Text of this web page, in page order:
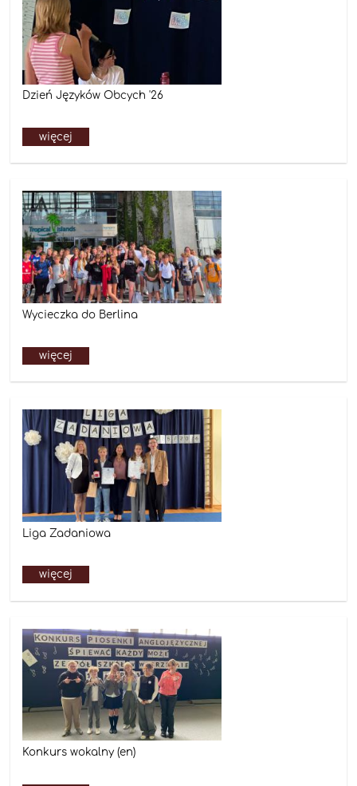
Dzień Języków Obcych '26
więcej
Wycieczka do Berlina
więcej
Liga Zadaniowa
więcej
Konkurs wokalny (en)